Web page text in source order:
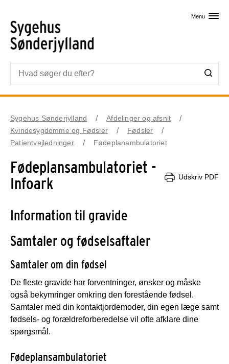
Menu
Sygehus Sønderjylland
Afdelinger og afsnit
Kvindesygdomme og Fødsler
Fødsler
Patientvejledninger
Fødeplanambulatoriet
Fødeplansambulatoriet -
Infoark
Udskriv PDF
Information til gravide
Samtaler og fødselsaftaler
Samtaler om din fødsel
De fleste gravide har forventninger, ønsker og måske
også bekymringer omkring den forestående fødsel.
Samtaler med din kontaktjordemoder, din egen læge samt
fødsels- og forældreforberedelse vil ofte afklare dine
spørgsmål.
Fødeplansambulatoriet